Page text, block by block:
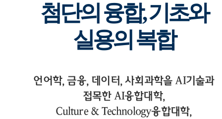
첨단의 융합, 기초와
실용의 복합
언어학, 금융, 데이터, 사회과학을 AI기술과
접목한 AI융합대학,
Culture & Technology융합대학,